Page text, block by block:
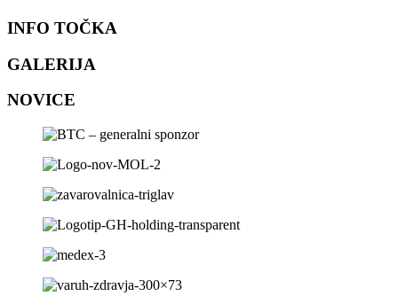
INFO TOČKA
GALERIJA
NOVICE